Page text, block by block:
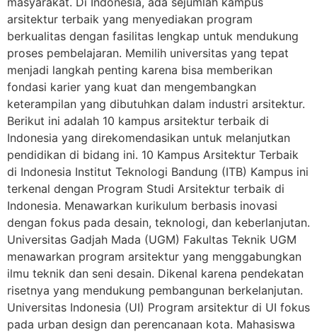
arsitektur terbaik yang menyediakan program
berkualitas dengan fasilitas lengkap untuk mendukung
proses pembelajaran. Memilih universitas yang tepat
menjadi langkah penting karena bisa memberikan
fondasi karier yang kuat dan mengembangkan
keterampilan yang dibutuhkan dalam industri arsitektur.
Berikut ini adalah 10 kampus arsitektur terbaik di
Indonesia yang direkomendasikan untuk melanjutkan
pendidikan di bidang ini. 10 Kampus Arsitektur Terbaik
di Indonesia Institut Teknologi Bandung (ITB) Kampus ini
terkenal dengan Program Studi Arsitektur terbaik di
Indonesia. Menawarkan kurikulum berbasis inovasi
dengan fokus pada desain, teknologi, dan keberlanjutan.
Universitas Gadjah Mada (UGM) Fakultas Teknik UGM
menawarkan program arsitektur yang menggabungkan
ilmu teknik dan seni desain. Dikenal karena pendekatan
risetnya yang mendukung pembangunan berkelanjutan.
Universitas Indonesia (UI) Program arsitektur di UI fokus
pada urban design dan perencanaan kota. Mahasiswa